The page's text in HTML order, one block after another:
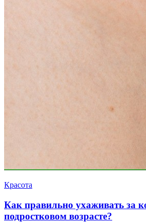
Красота
Как правильно ухаживать за
подростковом возрасте?